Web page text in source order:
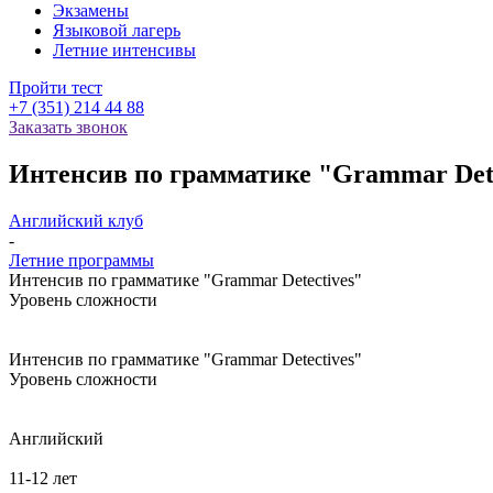
Экзамены
Языковой лагерь
Летние интенсивы
Пройти тест
+7 (351) 214 44 88
Заказать звонок
Интенсив по грамматике "Grammar
Английский клуб
-
Летние программы
Интенсив по грамматике "Grammar Detectives"
Уровень сложности
Интенсив по грамматике "Grammar Detectives"
Уровень сложности
Английский
11-12 лет